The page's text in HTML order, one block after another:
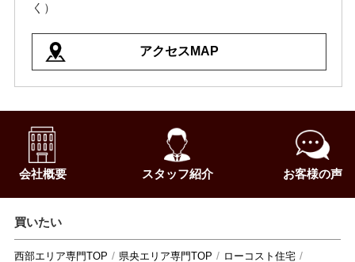
く）
アクセスMAP
会社概要 スタッフ紹介 お客様の声
買いたい
西部エリア専門TOP 県央エリア専門TOP
ローコスト住宅